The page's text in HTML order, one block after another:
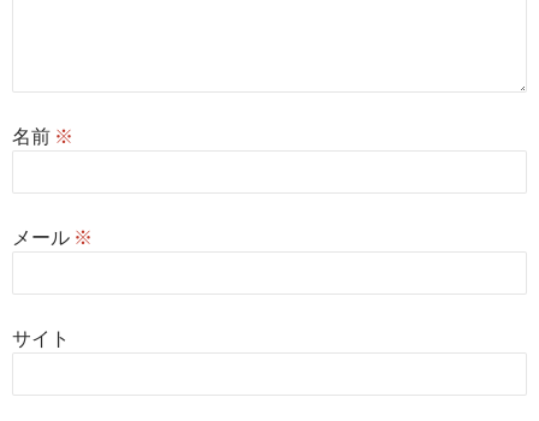
名前 ※
メール ※
サイト